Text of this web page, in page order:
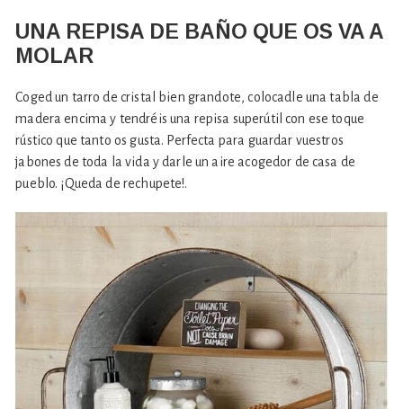
UNA REPISA DE BAÑO QUE OS VA A
MOLAR
Coged un tarro de cristal bien grandote, colocadle una tabla de
madera encima y tendréis una repisa superútil con ese toque
rústico que tanto os gusta. Perfecta para guardar vuestros
jabones de toda la vida y darle un aire acogedor de casa de
pueblo. ¡Queda de rechupete!.